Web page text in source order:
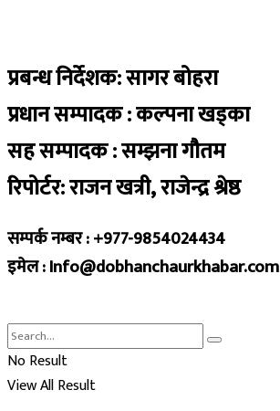
प्रबन्ध निर्देशक: सागर बोहरा
प्रधान सम्पादक : कल्पना खड्का
सह सम्पादक : सम्झना गौतम
रिपोर्टर: राजन खत्री, राजेन्द्र श्रेष्ठ
सम्पर्क नम्बर : +977-9854024434
इमेल : Info@dobhanchaurkhabar.com
No Result
View All Result